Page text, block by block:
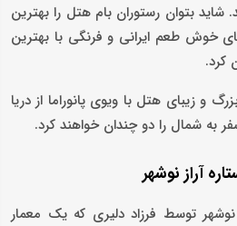
شاید بتوان رستوران بام هتل را بهترین
خوش طعم ایرانی و فرنگی با بهترین
کرد.
و زیبای هتل با ویوی پانوراما از دریا
به شمال را دو چندان خواهند کرد.
آراز نوشهر توسط فرزاد دلیری که یک معمار